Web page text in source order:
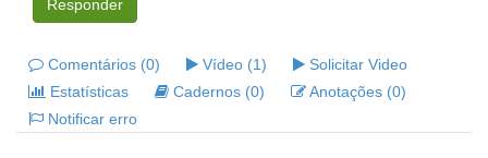
Responder
Comentários (0) Vídeo (1)
Solicitar Video
Estatísticas
Cadernos (0)
Anotações (0)
Notificar erro